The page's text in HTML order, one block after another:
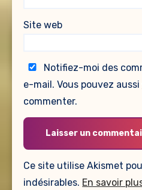
Site web
Notifiez-moi des
e-mail. Vous pouvez aussi
commenter.
Ce site utilise Akismet
indésirables. En savoir